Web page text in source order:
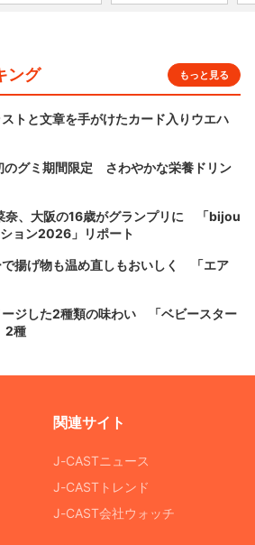
ング もっと見る
トと文章を手がけたカード入りウエハ
のグミ期間限定 さわやかな栄養ドリン
奈、大阪の16歳がグランプリに 「bijou
ョン2026」リポート
揚げ物も温め直しもおいしく 「エア
ージした2種類の味わい 「ベビースター
2種
関連サイト
J-CASTニュース
J-CASTトレンド
J-CAST会社ウォッチ